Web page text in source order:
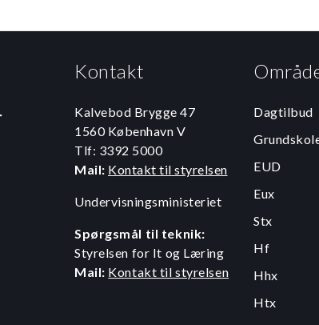
Kontakt
Kalvebod Brygge 47
1560 København V
Tlf: 3392 5000
Mail: Kontakt til styrelsen
Undervisningsministeriet
Spørgsmål til teknik:
Styrelsen for It og Læring
Mail: Kontakt til styrelsen
Dagtilbud
EUD
Eux
Stx
Hf
Hhx
Htx